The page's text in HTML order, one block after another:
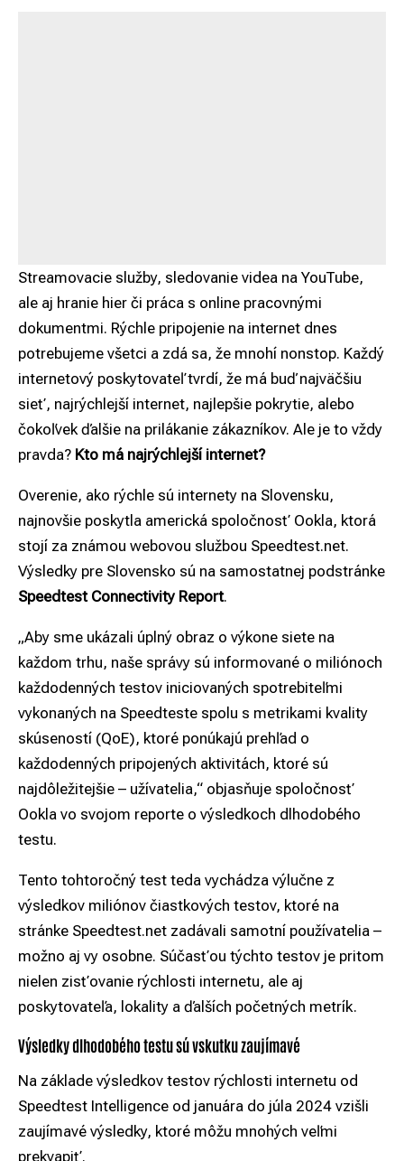
Streamovacie služby, sledovanie videa na YouTube,
ale aj hranie hier či práca s online pracovnými
dokumentmi. Rýchle pripojenie na internet dnes
potrebujeme všetci a zdá sa, že mnohí nonstop. Každý
internetový poskytovateľ tvrdí, že má buď najväčšiu
sieť, najrýchlejší internet, najlepšie pokrytie, alebo
čokoľvek ďalšie na prilákanie zákazníkov. Ale je to vždy
pravda? Kto má najrýchlejší internet?
Overenie, ako rýchle sú internety na Slovensku,
najnovšie poskytla americká spoločnosť Ookla, ktorá
stojí za známou webovou službou Speedtest.net.
Výsledky pre Slovensko sú na samostatnej podstránke
Speedtest Connectivity Report.
„Aby sme ukázali úplný obraz o výkone siete na
každom trhu, naše správy sú informované o miliónoch
každodenných testov iniciovaných spotrebiteľmi
vykonaných na Speedteste spolu s metrikami kvality
skúseností (QoE), ktoré ponúkajú prehľad o
každodenných pripojených aktivitách, ktoré sú
najdôležitejšie – užívatelia,“ objasňuje spoločnosť
Ookla vo svojom reporte o výsledkoch dlhodobého
testu.
Tento tohtoročný test teda vychádza výlučne z
výsledkov miliónov čiastkových testov, ktoré na
stránke Speedtest.net zadávali samotní používatelia –
možno aj vy osobne. Súčasťou týchto testov je pritom
nielen zisťovanie rýchlosti internetu, ale aj
poskytovateľa, lokality a ďalších početných metrík.
Výsledky dlhodobého testu sú vskutku zaujímavé
Na základe výsledkov testov rýchlosti internetu od
Speedtest Intelligence od januára do júla 2024 vzišli
zaujímavé výsledky, ktoré môžu mnohých veľmi
prekvapiť.